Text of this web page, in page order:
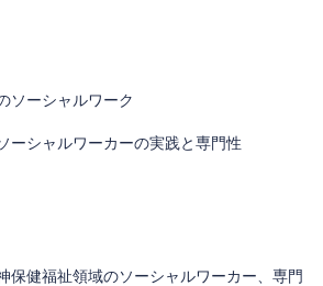
ソーシャルワーク
ーシャルワーカーの実践と専門性
健福祉領域のソーシャルワーカー、専門